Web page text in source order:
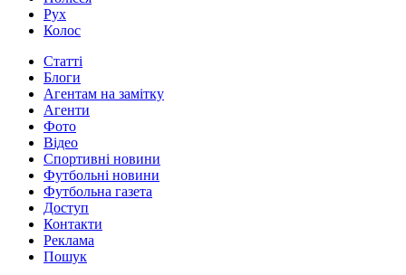
Рух
Колос
Статті
Блоги
Агентам на замітку
Агенти
Фото
Відео
Спортивні новини
Футбольні новини
Футбольна газета
Доступ
Контакти
Реклама
Пошук